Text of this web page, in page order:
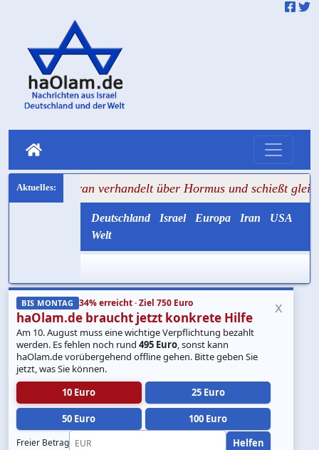
verhandelt über Hormus und schießt gleichzeitig auf
Deutschland Israel Europa Iran
USA
Welt
BIS MONTAG 34% erreicht · Ziel 750 Euro
haOlam.de braucht jetzt konkrete Hilfe
Am 10. August muss eine wichtige Verpflichtung bezahlt
werden. Es fehlen noch rund495 Euro, sonst kann
haOlam.de vorübergehend offline gehen. Bitte geben Sie
jetzt, was Sie können.
10 Euro
25 Euro
50 Euro 100 Euro
Freier Betrag Helfen
x